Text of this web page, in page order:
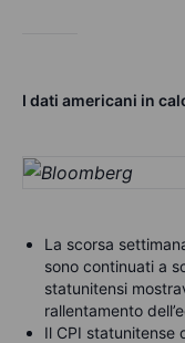
I dati americani in
La scorsa
sono continuati a
statunitensi
rallentamento
Il CPI statunitense